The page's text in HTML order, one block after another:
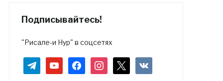
Подписывайтесь!
"Рисале-и Нур" в соцсетях
telegramyoutubefacebookinstagram vkontakte